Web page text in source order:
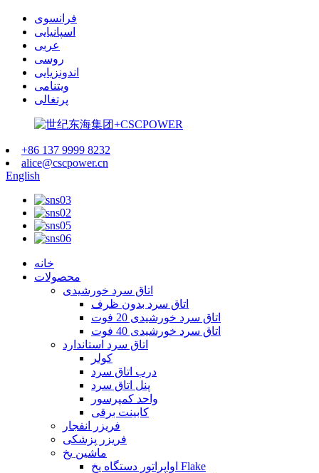
فرانسوی
اسپانیایی
عربی
روسی
اندونزیایی
ویتنامی
پرتغالی
+86 137 9999 8232
alice@cscpower.cn
English
خانه
محصولات
اتاق سرد خورشیدی
اتاق سرد بدون ظرف
اتاق سرد خورشیدی 20 فوت
اتاق سرد خورشیدی 40 فوت
اتاق سرد استاندارد
کولر
درب اتاق سرد
پنل اتاق سرد
واحد کمپرسور
کابینت برقی
فریزر انفجار
فریزر پزشکی
ماشین یخ
اواپراتور دستگاه یخ Flake